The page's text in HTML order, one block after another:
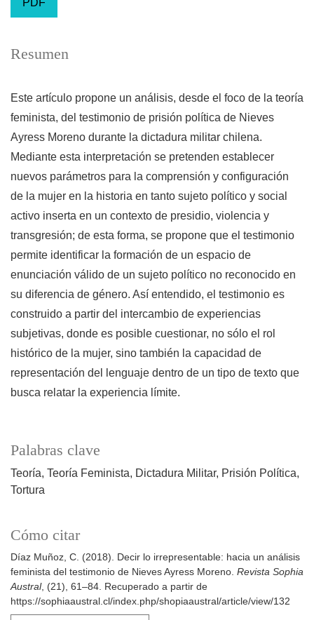
PDF
Palabras clave
Teoría Teoría Feminista Dictadura Militar Prisión Política
Tortura
Cómo citar
Díaz Muñoz, C. (2018). Decir lo irrepresentable: hacia un análisis
feminista del testimonio de Nieves Ayress Moreno. Revista Sophia
Austral, (21), 61–84. Recuperado a partir de
https://sophiaaustral.cl/index.php/shopiaaustral/article/view/132
Resumen
Este artículo propone un análisis, desde el foco de la teoría
feminista, del testimonio de prisión política de Nieves
Ayress Moreno durante la dictadura militar chilena.
Mediante esta interpretación se pretenden establecer
nuevos parámetros para la comprensión y configuración
de la mujer en la historia en tanto sujeto político y social
activo inserta en un contexto de presidio, violencia y
transgresión; de esta forma, se propone que el testimonio
permite identificar la formación de un espacio de
enunciación válido de un sujeto político no reconocido en
su diferencia de género. Así entendido, el testimonio es
construido a partir del intercambio de experiencias
subjetivas, donde es posible cuestionar, no sólo el rol
histórico de la mujer, sino también la capacidad de
representación del lenguaje dentro de un tipo de texto que
busca relatar la experiencia límite.